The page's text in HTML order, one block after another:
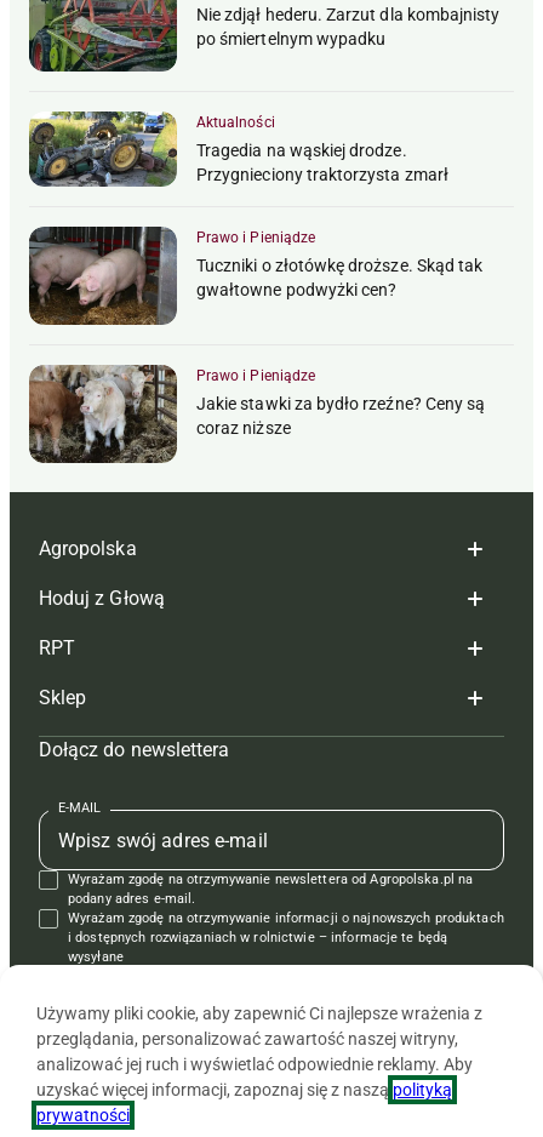
Nie zdjął hederu. Zarzut dla kombajnisty
po śmiertelnym wypadku
Aktualności
Tragedia na wąskiej drodze.
Przygnieciony traktorzysta zmarł
Prawo i Pieniądze
Tuczniki o złotówkę droższe. Skąd tak
gwałtowne podwyżki cen?
Prawo i Pieniądze
Jakie stawki za bydło rzeźne? Ceny są
coraz niższe
Agropolska
Redakcja
Reklama
Tagi
Mapa serwisu
Kontakt
Regulamin
Polityka prywatności
Hoduj z Głową
Hoduj z głową bydło
Hoduj z głową świnie
Prenumerata
Redakcja
Kontakt
Reklama
RPT
Redakcja
Prenumerata
Reklama
Kontakt
Krzyżówki
Sklep
Czasopisma i prenumerata
Książki
Regulamin
Dołącz do newslettera
E-MAIL
Wyrażam zgodę na otrzymywanie newslettera od Agropolska.pl na
podany adres e-mail.
Wyrażam zgodę na otrzymywanie informacji o najnowszych produktach
i dostępnych rozwiązaniach w rolnictwie – informacje te będą
wysyłane
Używamy pliki cookie, aby zapewnić Ci najlepsze wrażenia z
przeglądania, personalizować zawartość naszej witryny,
analizować jej ruch i wyświetlać odpowiednie reklamy. Aby
uzyskać więcej informacji, zapoznaj się z naszą polityką
prywatności